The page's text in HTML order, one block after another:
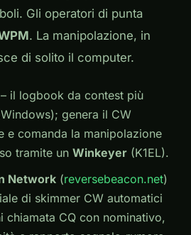
Gli operatori di punta
. La manipolazione, in
di solito il computer.
– il logbook da contest più
genera il CW
e comanda la manipolazione
tramite un Winkeyer (K1EL).
Network (reversebeacon.net)
di skimmer CW automatici
chiamata CQ con nominativo,